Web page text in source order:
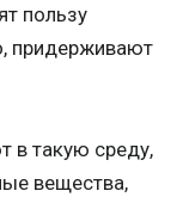
пользу
придерживают
в такую среду,
вещества,